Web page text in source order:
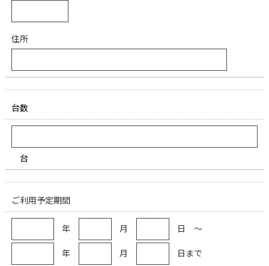
住所
台数
台
ご利用予定期間
年 月 日 ～
年 月 日まで